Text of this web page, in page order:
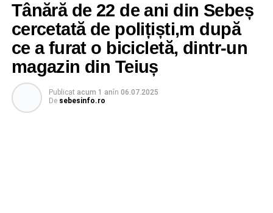
Tânără de 22 de ani din Sebeș
cercetată de polițiști,m după
ce a furat o bicicletă, dintr-un
magazin din Teiuș
Publicat acum 1 anîn 06.07.2025
De sebesinfo.ro